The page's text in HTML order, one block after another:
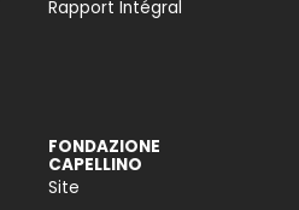
Rapport Intégral
FONDAZIONE
CAPELLINO
Site